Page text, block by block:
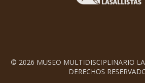
© 2026 MUSEO MULTIDISCIPLINARIO
DERECHOS